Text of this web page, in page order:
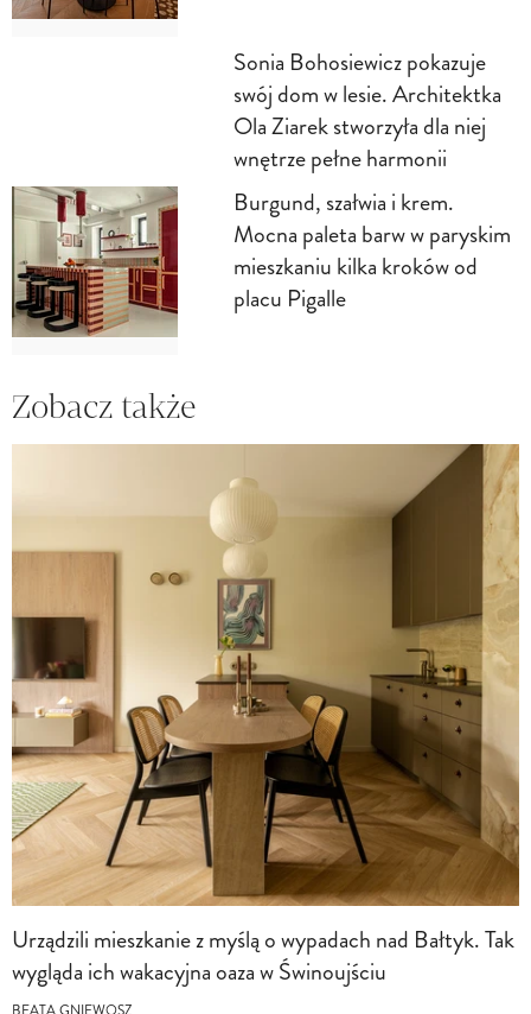
Sonia Bohosiewicz pokazuje
swój dom w lesie. Architektka
Ola Ziarek stworzyła dla niej
wnętrze pełne harmonii
Burgund, szałwia i krem.
Mocna paleta barw w paryskim
mieszkaniu kilka kroków od
Zobacz także
Urządzili mieszkanie z myślą o wypadach nad Bałtyk. Tak